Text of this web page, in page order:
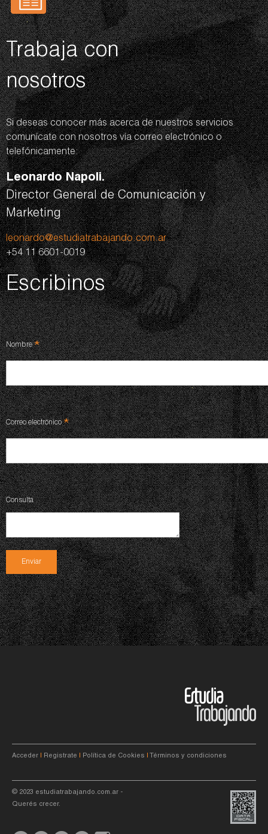
Trabaja con
nosotros
Si deseas conocer más acerca de nuestros servicios
comunícate con nosotros vía correo electrónico o
telefónicamente:
Leonardo Napoli.
Director General de Comunicación y
Marketing
leonardo@estudiatrabajando.com.ar
+54 11 6601-0019
Escribinos
Nombre*
Correo electrónico*
Consulta
Acceder Registrate Política de Cookies Términos y condiciones
© 2023 estudiatrabajando.com.ar -
Querés crecer.